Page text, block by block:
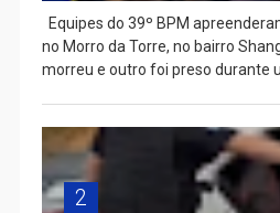
Equipes do 39º BPM
no Morro da Torre, no bairro
morreu e outro foi preso durante
2